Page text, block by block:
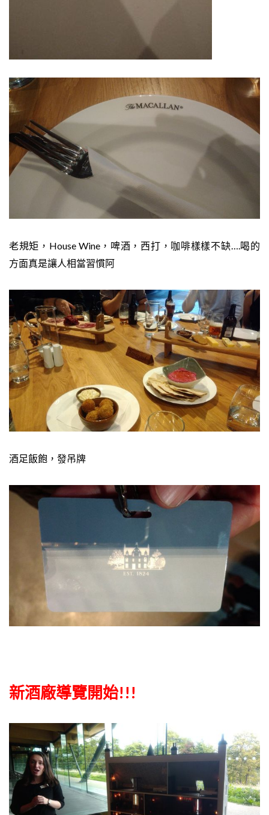
老規矩，House Wine，啤酒，西打，咖啡樣樣不缺….喝的
方面真是讓人相當習慣阿
酒足飯飽，發吊牌
新酒廠導覽開始!!!